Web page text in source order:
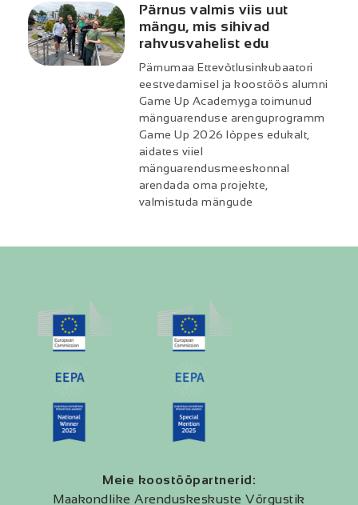
Pärnus valmis viis uut
mängu, mis sihivad
rahvusvahelist edu
Pärnumaa Ettevõtlusinkubaatori
eestvedamisel ja koostöös alumni
Game Up Academyga toimunud
mänguarenduse arenguprogramm
Game Up 2026 lõppes edukalt,
aidates viiel
mänguarendusmeeskonnal
arendada oma projekte,
valmistuda mängude
Meie koostööpartnerid:
Maakondlike Arenduskeskuste Võrgustik